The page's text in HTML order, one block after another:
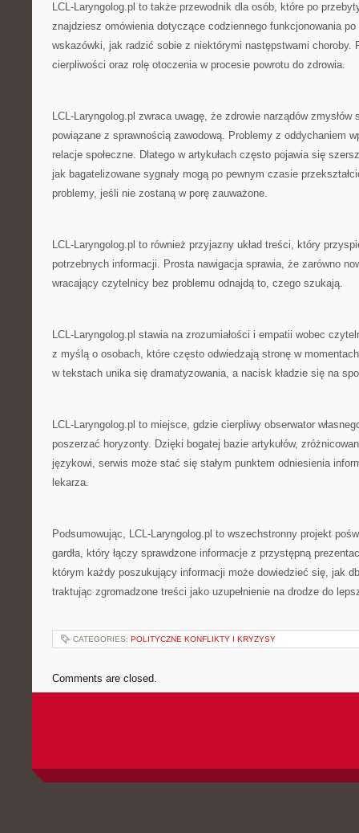
LCL-Laryngolog.pl to także przewodnik dla osób, które po
znajdziesz omówienia dotyczące codziennego funkcjonowania
wskazówki, jak radzić sobie z niektórymi następstwami choroby.
cierpliwości oraz rolę otoczenia w procesie powrotu do zdrowia.
LCL-Laryngolog.pl zwraca uwagę, że zdrowie narządów zmysłów
powiązane z sprawnością zawodową. Problemy z oddychaniem
relacje społeczne. Dlatego w artykułach często pojawia się
jak bagatelizowane sygnały mogą po pewnym czasie
problemy, jeśli nie zostaną w porę zauważone.
LCL-Laryngolog.pl to również przyjazny układ treści, który
potrzebnych informacji. Prosta nawigacja sprawia, że zarówno
wracający czytelnicy bez problemu odnajdą to, czego szukają.
LCL-Laryngolog.pl stawia na zrozumiałości i empatii wobec
z myślą o osobach, które często odwiedzają stronę w
w tekstach unika się dramatyzowania, a nacisk kładzie się na
LCL-Laryngolog.pl to miejsce, gdzie cierpliwy obserwator
poszerzać horyzonty. Dzięki bogatej bazie artykułów,
językowi, serwis może stać się stałym punktem odniesienia
lekarza.
Podsumowując, LCL-Laryngolog.pl to wszechstronny projekt
gardła, który łączy sprawdzone informacje z przystępną
którym każdy poszukujący informacji może dowiedzieć się, jak
traktując zgromadzone treści jako uzupełnienie na drodze do
CATEGORIES: POLITYCZNE KONFLIKTY I KRYZYSY
Comments are closed.